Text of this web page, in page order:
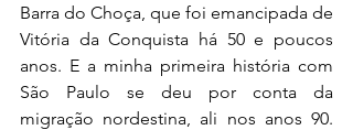
Barra do Choça, que foi emancipada de
Vitória da Conquista há 50 e poucos
anos. E a minha primeira história com
São Paulo se deu por conta da
migração nordestina, ali nos anos 90.